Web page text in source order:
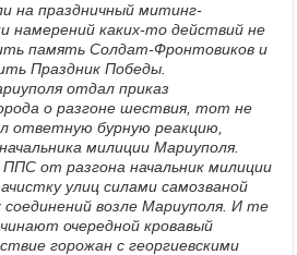
на праздничный митинг-
намерений каких-то действий не
память Солдат-Фронтовиков и
Праздник Победы.
отдал приказ
о разгоне шествия, тот не
ответную бурную реакцию,
милиции Мариуполя.
от разгона начальник милиции
улиц силами самозваной
соединений возле Мариуполя. И те
очередной кровавый
горожан с георгиевскими